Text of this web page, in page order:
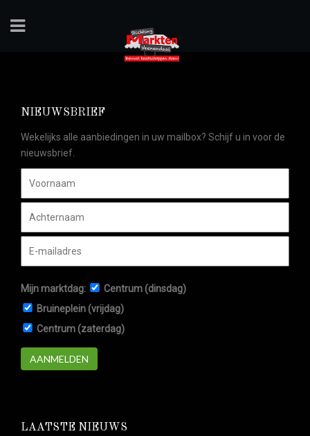
NIEUWSBRIEF
Wekelijks alle aanbiedingen in uw mailbox? Schijf u in voor de
nieuwsbrief.
Mijn marktdag:
Centrum (dinsdag)
Bruineplein (vrijdag)
Centrum (zaterdag)
AANMELDEN
LAATSTE NIEUWS